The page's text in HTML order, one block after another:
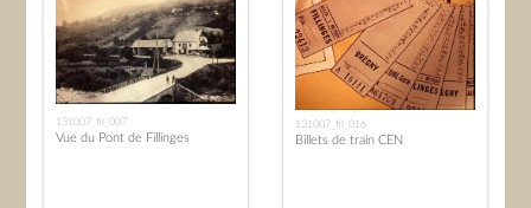
131007_fil_007
Vue du Pont de Fillinges
131007_fil_016
Billets de train CEN